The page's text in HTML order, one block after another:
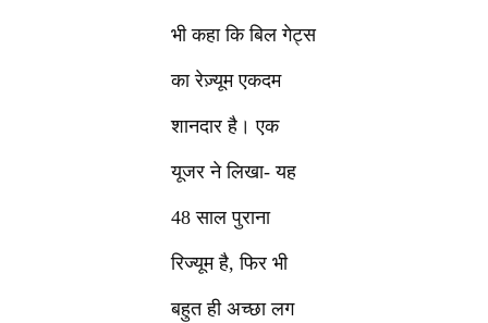
भी कहा कि बिल गेट्स
का रेज़्यूम एकदम
शानदार है। एक
यूजर ने लिखा- यह
48 साल पुराना
रिज्यूम है, फिर भी
बहुत ही अच्छा लग